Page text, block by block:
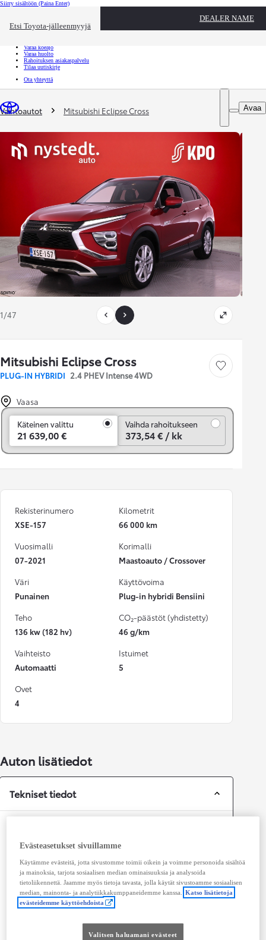
Siirry sisältöön (Paina Enter)
Etsi Toyota-jälleenmyyjä
DEALER NAME
Toyota palvelee Sulje
Varaa koeajo
Varaa huolto
Rahoituksen asiakaspalvelu
Tilaa uutiskirje
Ota yhteyttä
Avaa
Olet täällä
Vaihtoautot Mitsubishi Eclipse Cross
1/47
Mitsubishi Eclipse Cross
PLUG-IN HYBRIDI 2.4 PHEV Intense 4WD
Tallenna auto
Vaasa
Käteinen valittu
21 639,00 €
Vaihda rahoitukseen
373,54 € / kk
Rekisterinumero
XSE-157
Kilometrit
66 000 km
Vuosimalli
07-2021
Korimalli
Maastoauto / Crossover
Väri
Punainen
Käyttövoima
Plug-in hybridi Bensiini
Teho
136 kw (182 hv)
CO₂-päästöt (yhdistetty)
46 g/km
Vaihteisto
Automaatti
Istuimet
5
Ovet
4
Auton lisätiedot
Tekniset tiedot
Istuimet
5
Evästeasetukset sivuillamme
Käytämme evästeitä, jotta sivustomme toimii oikein ja voimme personoida sisältöä
ja mainoksia, tarjota sosiaalisen median ominaisuuksia ja analysoida
tietoliikennettä. Jaamme myös tietoja tavasta, jolla käytät sivustoamme sosiaalisen
median, mainonta- ja analytiikkakumppaneidemme kanssa. Katso lisätietoja
evästeidemme käyttöehdoista
Valitsen haluamani evästeet